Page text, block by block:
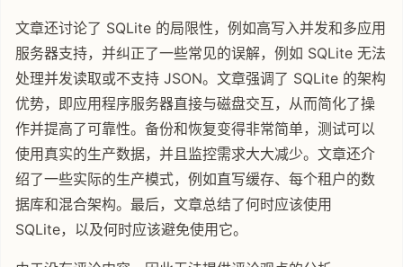
文章还讨论了 SQLite 的局限性，例如高写入并发和多应用
服务器支持，并纠正了一些常见的误解，例如 SQLite 无法
处理并发读取或不支持 JSON。文章强调了 SQLite 的架构
优势，即应用程序服务器直接与磁盘交互，从而简化了操
作并提高了可靠性。备份和恢复变得非常简单，测试可以
使用真实的生产数据，并且监控需求大大减少。文章还介
绍了一些实际的生产模式，例如直写缓存、每个租户的数
据库和混合架构。最后，文章总结了何时应该使用
SQLite，以及何时应该避免使用它。